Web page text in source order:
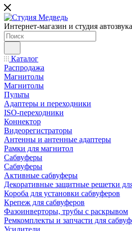
Интернет-магазин и студия
Каталог
Распродажа
Магнитолы
Магнитолы
Пульты
Адаптеры и переходники
ISO-переходники
Коннектор
Видеорегистраторы
Антенны и антенные адаптеры
Рамки для магнитол
Сабвуферы
Сабвуферы
Активные сабвуферы
Декоративные защитные решетки
Короба для установки сабвуферов
Крепеж для сабвуферов
Фазоинверторы, трубы с раскрывом
Ремкомплекты и запчасти для
Усилители